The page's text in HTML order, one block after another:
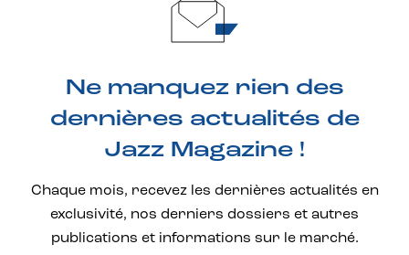
Ne manquez rien des
dernières actualités de
Jazz Magazine !
Chaque mois, recevez les dernières actualités en
exclusivité, nos derniers dossiers et autres
publications et informations sur le marché.